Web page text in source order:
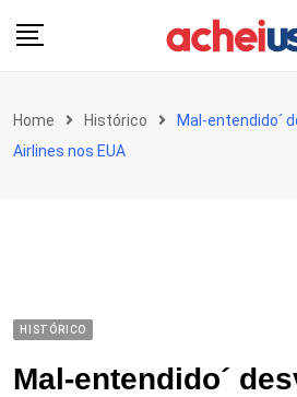
Home Histórico
Mal-entendido´
Airlines nos EUA
HISTÓRICO
Mal-entendido´